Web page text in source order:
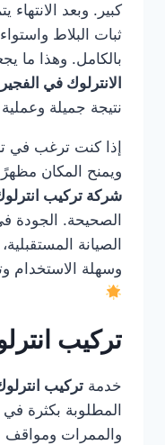
كبير. وبعد
ثبات البلاط
بالكامل. وهذا ما
الانترلوك في
نتيجة جميلة
إذا كنت ترغب في
ويمنح المكان
شركة تركيب
الصحيحة. الجودة
الصيانة
وسهلة الاستخدام
تركيب
خدمة تركيب
المطلوبة بكثرة في
والممرات ومواقف